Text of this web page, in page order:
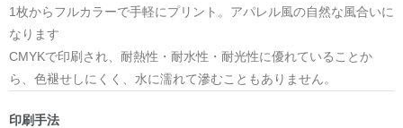
1枚からフルカラーで手軽にプリント。アパレル風の自然な風合いに
なります
CMYKで印刷され、耐熱性・耐水性・耐光性に優れていることか
ら、色褪せしにくく、水に濡れて滲むこともありません。
印刷手法